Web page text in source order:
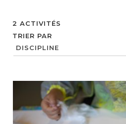
2 ACTIVITÉS
TRIER PAR